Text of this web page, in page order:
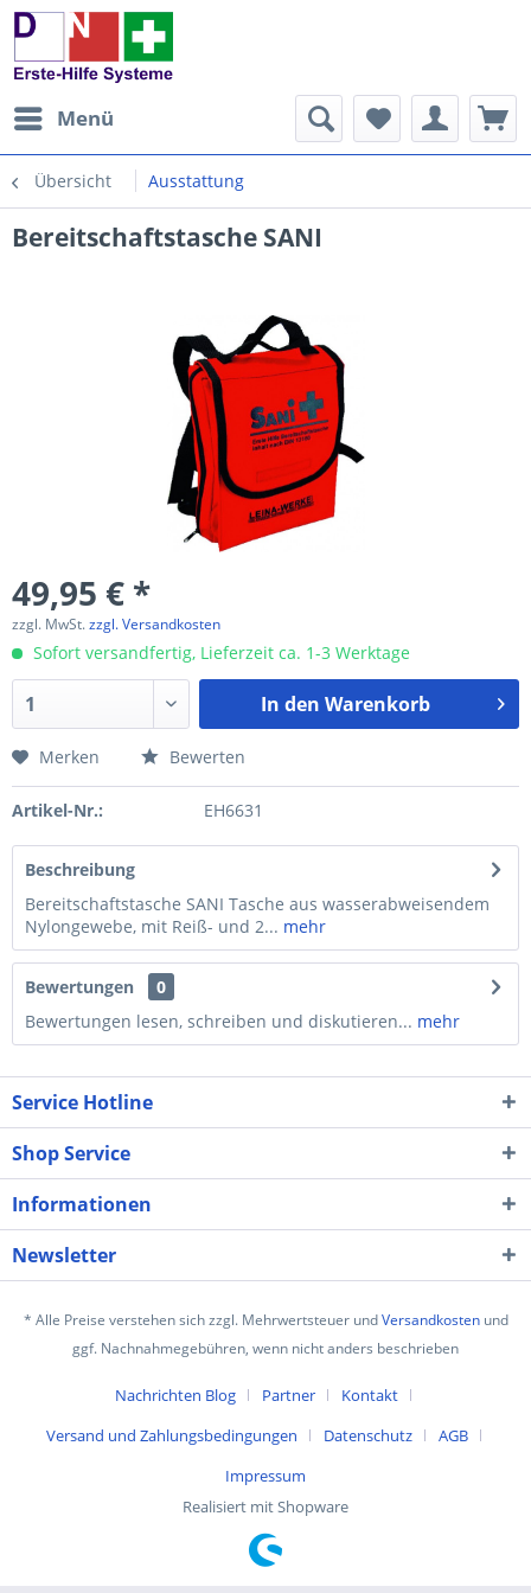
Menü
Übersicht Ausstattung
Bereitschaftstasche SANI
49,95 € *
zzgl. MwSt.zzgl. Versandkosten
Sofort versandfertig, Lieferzeit ca. 1-3 Werktage
In den Warenkorb
Merken Bewerten
Artikel-Nr.: EH6631
Beschreibung
Bereitschaftstasche SANI Tasche aus wasserabweisendem
Nylongewebe, mit Reiß- und 2... mehr
Bewertungen
0
Bewertungen lesen, schreiben und diskutieren... mehr
Service Hotline
Shop Service
Informationen
Newsletter
* Alle Preise verstehen sich zzgl. Mehrwertsteuer undVersandkostenund
ggf. Nachnahmegebühren, wenn nicht anders beschrieben
Nachrichten Blog Partner
Kontakt
Versand und Zahlungsbedingungen
Datenschutz
AGB
Impressum
Realisiert mit Shopware